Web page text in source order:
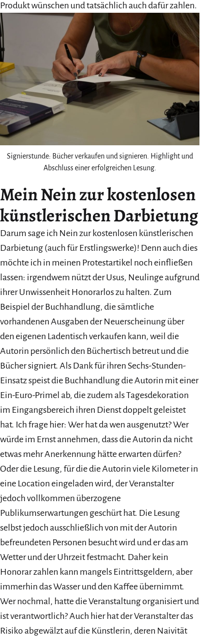
Produkt wünschen und tatsächlich auch dafür zahlen.
Signierstunde: Bücher verkaufen und signieren. Highlight und
Abschluss einer erfolgreichen Lesung.
Mein Nein zur kostenlosen
künstlerischen Darbietung
Darum sage ich Nein zur kostenlosen künstlerischen
Darbietung (auch für Erstlingswerke)! Denn auch dies
möchte ich in meinen Protestartikel noch einfließen
lassen: irgendwem nützt der Usus, Neulinge aufgrund
ihrer Unwissenheit Honorarlos zu halten. Zum
Beispiel der Buchhandlung, die sämtliche
vorhandenen Ausgaben der Neuerscheinung über
den eigenen Ladentisch verkaufen kann, weil die
Autorin persönlich den Büchertisch betreut und die
Bücher signiert. Als Dank für ihren Sechs-Stunden-
Einsatz speist die Buchhandlung die Autorin mit einer
Ein-Euro-Primel ab, die zudem als Tagesdekoration
im Eingangsbereich ihren Dienst doppelt geleistet
hat. Ich frage hier: Wer hat da wen ausgenutzt? Wer
würde im Ernst annehmen, dass die Autorin da nicht
etwas mehr Anerkennung hätte erwarten dürfen?
Oder die Lesung, für die die Autorin viele Kilometer in
eine Location eingeladen wird, der Veranstalter
jedoch vollkommen überzogene
Publikumserwartungen geschürt hat. Die Lesung
selbst jedoch ausschließlich von mit der Autorin
befreundeten Personen besucht wird und er das am
Wetter und der Uhrzeit festmacht. Daher kein
Honorar zahlen kann mangels Eintrittsgeldern, aber
immerhin das Wasser und den Kaffee übernimmt.
Wer nochmal, hatte die Veranstaltung organisiert und
ist verantwortlich? Auch hier hat der Veranstalter das
Risiko abgewälzt auf die Künstlerin, deren Naivität